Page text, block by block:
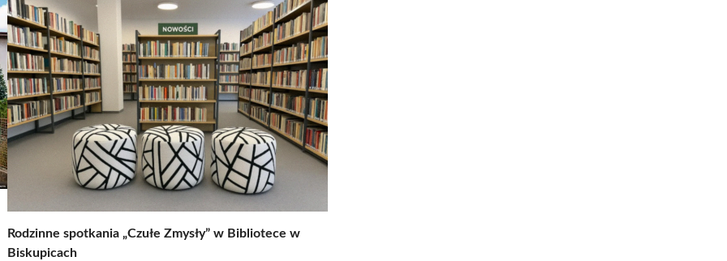
Rodzinne spotkania „Czułe Zmysły” w Bibliotece w
Biskupicach